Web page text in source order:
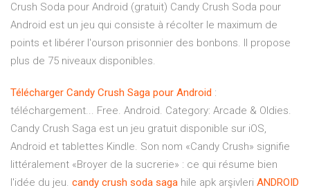
Crush Soda pour Android (gratuit) Candy Crush Soda pour
Android est un jeu qui consiste à récolter le maximum de
points et libérer l'ourson prisonnier des bonbons. Il propose
plus de 75 niveaux disponibles.
Télécharger Candy Crush Saga pour Android :
téléchargement... Free. Android. Category: Arcade & Oldies.
Candy Crush Saga est un jeu gratuit disponible sur iOS,
Android et tablettes Kindle. Son nom «Candy Crush» signifie
littéralement «Broyer de la sucrerie» : ce qui résume bien
l'idée du jeu. candy crush soda saga hile apk arşivleri ANDROID